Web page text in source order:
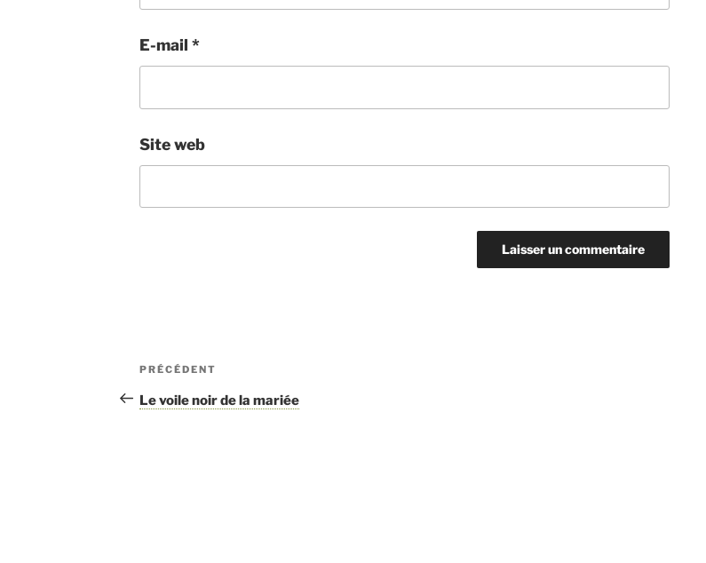
E-mail*
Site web
Navigation
de
Article
précédent
PRÉCÉDENT
Le voile noir de la mariée